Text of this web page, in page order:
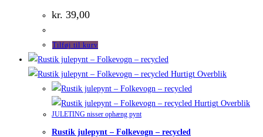
kr. 39,00
Tilføj til kurv
Hurtigt Overblik
Hurtigt Overblik
JULETING nisser ophæng pynt
Rustik julepynt – Folkevogn – recycled